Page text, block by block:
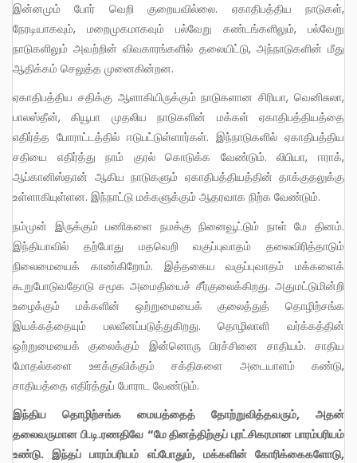
இன்னமும் போர் வெறி குறையவில்லை. ஏகாதிபத்திய நாடுகள்,
நேரடியாகவும், மறைமுகமாகவும் பல்வேறு கண்டங்களிலும், பல்வேறு
நாடுகளிலும் அவற்றின் விவகாரங்களில் தலையிட்டு, அந்நாடுகளின் மீது
ஆதிக்கம் செலுத்த முனைகின்றன.
ஏகாதிபத்திய சதிக்கு ஆளாகியிருக்கும் நாடுகளான சிரியா, வெனிசுலா,
பாலஸ்தீன், கியூபா முதலிய நாடுகளின் மக்கள் ஏகாதிபத்தியத்தை
எதிர்த்த போராட்டத்தில் ஈடுபட்டுள்ளார்கள். இந்நாடுகளில் ஏகாதிபத்திய
சதியை எதிர்த்து நாம் குரல் கொடுக்க வேண்டும். லிபியா, ஈராக்,
ஆப்கானிஸ்தான் ஆகிய நாடுகளும் ஏகாதிபத்தியத்தின் தாக்குதலுக்கு
உள்ளாகியுள்ளன. இந்நாட்டு மக்களுக்கும் ஆதரவாக நிற்க வேண்டும்.
நம்முன் இருக்கும் பணிகளை நமக்கு நினைவூட்டும் நாள் மே தினம்.
இந்தியாவில் தற்போது மதவெறி வகுப்புவாதம் தலைவிரித்தாடும்
நிலைமையைக் காண்கிறோம். இத்தகைய வகுப்புவாதம் மக்களைக்
கூறுபோடுவதோடு சமூக அமைதியைச் சீர்குலைக்கிறது. அதுமட்டுமின்றி
உழைக்கும் மக்களின் ஒற்றுமையைக் குலைத்துத் தொழிற்சங்க
இயக்கத்தையும் பலவீனப்படுத்துகிறது. தொழிலாளி வர்க்கத்தின்
ஒற்றுமையைக் குலைக்கும் இன்னொரு பிரச்சினை சாதியம். சாதிய
மோதல்களை ஊக்குவிக்கும் சக்திகளை அடையாளம் கண்டு,
சாதியத்தை எதிர்த்துப் போராட வேண்டும்.
இந்திய தொழிற்சங்க மையத்தைத் தோற்றுவித்தவரும், அதன்
தலைவருமான பி.டி.ரணதிவே “மே தினத்திற்குப் புரட்சிகரமான பாரம்பரியம்
உண்டு. இந்தப் பாரம்பரியம் எப்போதும், மக்களின் கோரிக்கைகளோடு,